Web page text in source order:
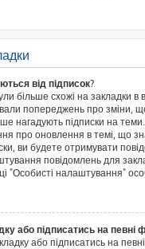
від підписок?
більше схожі на закладки
попереджень про зміни,
нагадують підписки на
про оновлення в темі, що
ви будете отримувати
повідомлень для
"Особисті налаштування"
або підписатись на певні
або підписатись на